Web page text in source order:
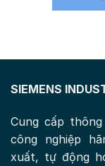
SIEMENS
Cung cấp
công nghiệp
xuất, tự động